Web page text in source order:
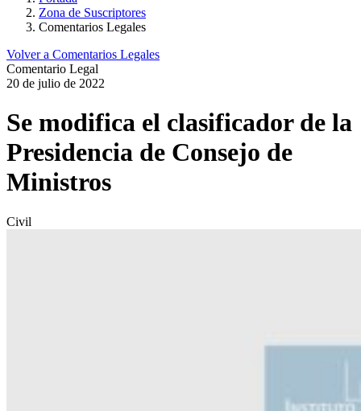
Zona de Suscriptores
Comentarios Legales
Volver a Comentarios Legales
Comentario Legal
20 de julio de 2022
Se modifica el clasificador de la
Presidencia de Consejo de
Ministros
Civil